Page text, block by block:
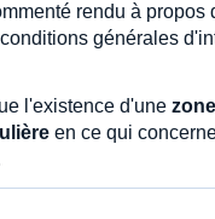
rendu à
générales
l'existence d'une zone
en ce qui